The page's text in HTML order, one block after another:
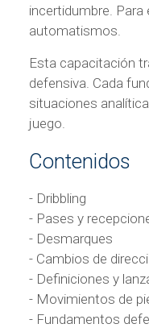
incertidumbre.
automatismos.
Esta capacitación
defensiva. Cada
situaciones
juego.
Contenidos
- Dribbling
- Pases y
- Desmarques
- Cambios de
- Definiciones y
- Movimientos de
- Fundamentos